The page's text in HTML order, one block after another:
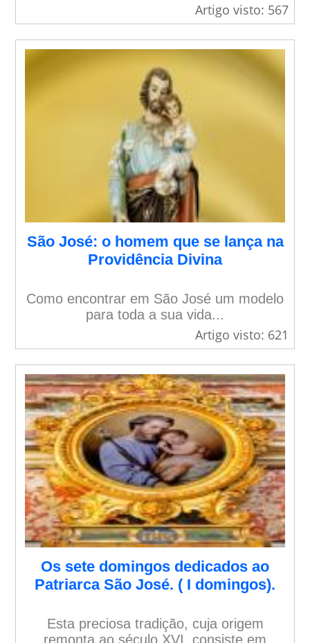
Artigo visto: 567
São José: o homem que se lança na
Providência Divina
Como encontrar em São José um modelo
para toda a sua vida...
Artigo visto: 621
Os sete domingos dedicados ao
Patriarca São José. ( I domingos).
Esta preciosa tradição, cuja origem
remonta ao século XVI, consiste em